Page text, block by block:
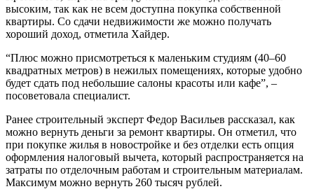
высоким, так как не всем доступна покупка собственной
квартиры. Со сдачи недвижимости же можно получать
хороший доход, отметила Хайдер.
“Плюс можно присмотреться к маленьким студиям (40–60
квадратных метров) в нежилых помещениях, которые удобно
будет сдать под небольшие салоны красоты или кафе”, –
посоветовала специалист.
Ранее строительный эксперт Федор Васильев рассказал, как
можно вернуть деньги за ремонт квартиры. Он отметил, что
при покупке жилья в новостройке и без отделки есть опция
оформления налоговый вычета, который распространяется на
затраты по отделочным работам и строительным материалам.
Максимум можно вернуть 260 тысяч рублей.